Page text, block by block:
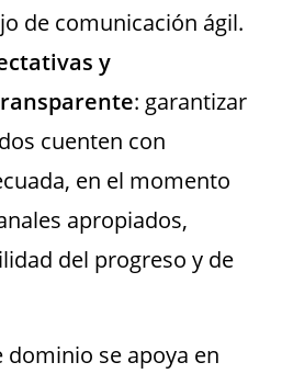
de comunicación ágil.
y
: garantizar
cuenten con
en el momento
apropiados,
del progreso y de
dominio se apoya en